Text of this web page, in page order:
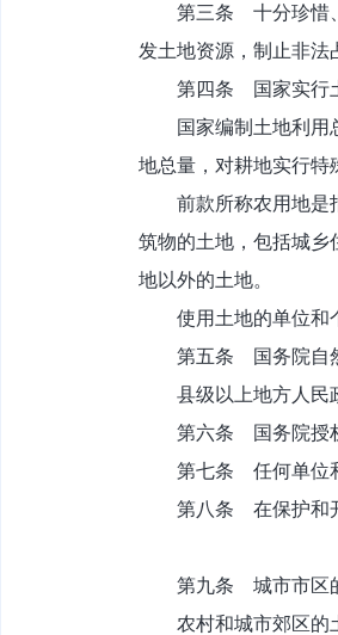
第三条 十分珍惜、
发土地资源，制止非法
第四条 国家实行土
国家编制土地利用总
地总量，对耕地实行特
前款所称农用地是指
筑物的土地，包括城乡
地以外的土地。
使用土地的单位和个
第五条 国务院自然
县级以上地方人民政
第六条 国务院授权
第七条 任何单位和
第八条 在保护和开
第九条 城市市区的
农村和城市郊区的土